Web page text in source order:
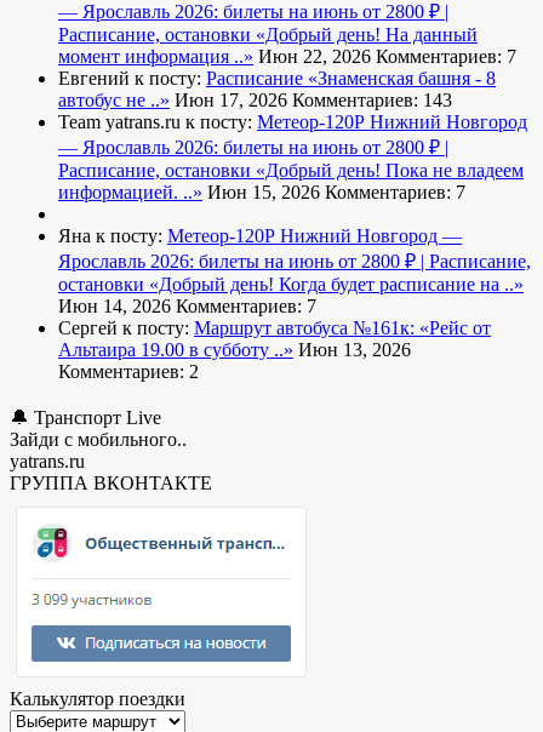
— Ярославль 2026: билеты на июнь от 2800 ₽ |
Расписание, остановки «Добрый день! На данный
момент информация ..» Июн 22, 2026 Комментариев: 7
Евгений к посту: Расписание «Знаменская башня - 8
автобус не ..» Июн 17, 2026 Комментариев: 143
Team yatrans.ru к посту: Метеор-120Р Нижний Новгород
— Ярославль 2026: билеты на июнь от 2800 ₽ |
Расписание, остановки «Добрый день! Пока не владеем
информацией. ..» Июн 15, 2026 Комментариев: 7
Яна к посту: Метеор-120Р Нижний Новгород —
Ярославль 2026: билеты на июнь от 2800 ₽ | Расписание,
остановки «Добрый день! Когда будет расписание на ..»
Июн 14, 2026 Комментариев: 7
Сергей к посту: Маршрут автобуса №161к: «Рейс от
Альтаира 19.00 в субботу ..» Июн 13, 2026
Комментариев: 2
🔔 Транспорт Live
Зайди с мобильного..
yatrans.ru
ГРУППА ВКОНТАКТЕ
Калькулятор поездки